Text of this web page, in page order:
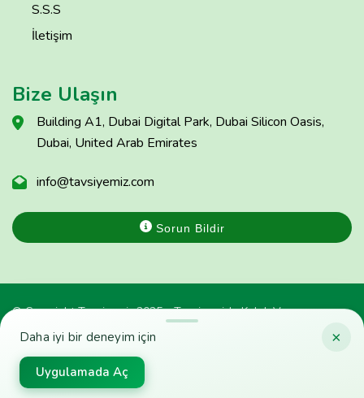
×
Daha iyi bir deneyim için
Uygulamada Aç
S.S.S
İletişim
Bize Ulaşın
Building A1, Dubai Digital Park, Dubai Silicon Oasis,
Dubai, United Arab Emirates
info@tavsiyemiz.com
Sorun Bildir
© Copyright Tavsiyemiz 2025 - Tavsiyemiz'e Kulak Ver